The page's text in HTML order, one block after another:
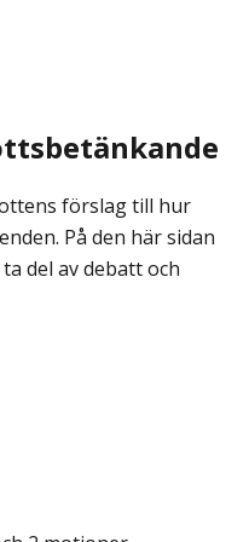
förslag till hur
På den här sidan
del av debatt och